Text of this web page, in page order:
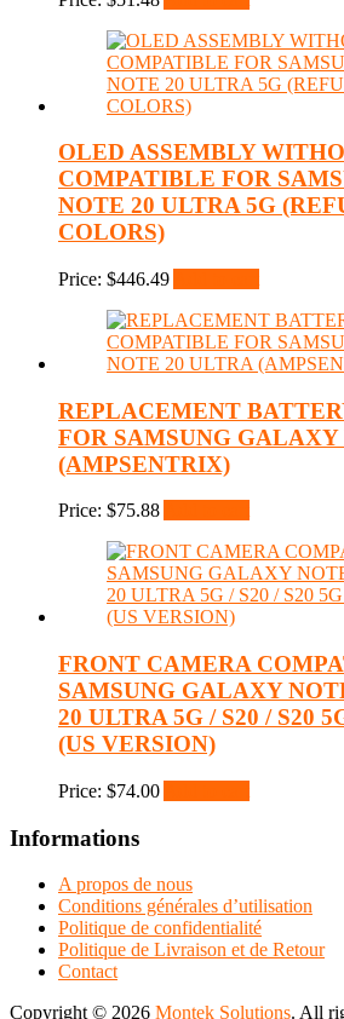
OLED ASSEMBLY
COMPATIBLE FOR
NOTE 20 ULTRA 5G
COLORS)
Price: $446.49
REPLACEMENT
FOR SAMSUNG
(AMPSENTRIX)
Price: $75.88
FRONT CAMERA
SAMSUNG GALAXY
20 ULTRA 5G / S20 / S20
(US VERSION)
Price: $74.00
Informations
A propos de nous
Conditions générales d’utilisation
Politique de confidentialité
Politique de Livraison et de Retour
Contact
Copyright © 2026 Montek Solutions. All